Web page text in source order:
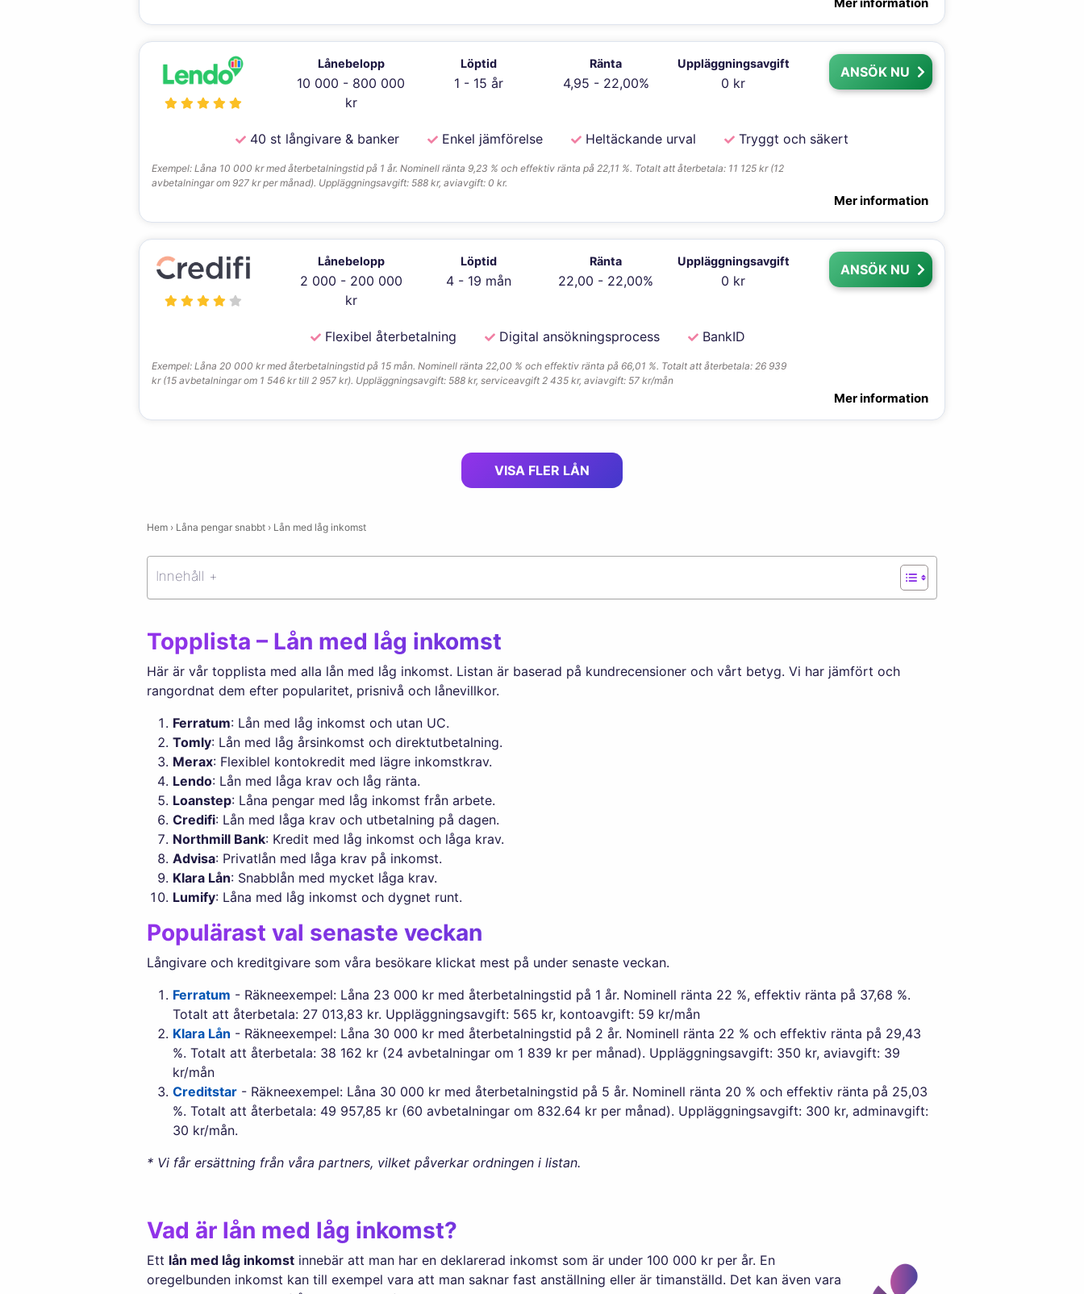
Lånebelopp
10 000 - 800 000
kr
Löptid
1 - 15 år
Ränta
4,95 - 22,00%
Uppläggningsavgift
0 kr
ANSÖK NU
40 st långivare & banker Enkel jämförelse Heltäckande urval Tryggt och säkert
Exempel: Låna 10 000 kr med återbetalningstid på 1 år. Nominell ränta 9,23 % och effektiv ränta på 22,11 %. Totalt att återbetala: 11 125 kr (12
avbetalningar om 927 kr per månad). Uppläggningsavgift: 588 kr, aviavgift: 0 kr.
Mer information
Lånebelopp
2 000 - 200 000
kr
Löptid
4 - 19 mån
Ränta
22,00 - 22,00%
Uppläggningsavgift
0 kr
ANSÖK NU
Flexibel återbetalning Digital ansökningsprocess BankID
Exempel: Låna 20 000 kr med återbetalningstid på 15 mån. Nominell ränta 22,00 % och effektiv ränta på 66,01 %. Totalt att återbetala: 26 939
kr (15 avbetalningar om 1 546 kr till 2 957 kr). Uppläggningsavgift: 588 kr, serviceavgift 2 435 kr, aviavgift: 57 kr/mån
Mer information
VISA FLER LÅN
Hem › Låna pengar snabbt › Lån med låg inkomst
Innehåll +
Topplista – Lån med låg inkomst
Här är vår topplista med alla lån med låg inkomst. Listan är baserad på kundrecensioner och vårt betyg. Vi har jämfört och
rangordnat dem efter popularitet, prisnivå och lånevillkor.
Ferratum: Lån med låg inkomst och utan UC.
Tomly: Lån med låg årsinkomst och direktutbetalning.
Merax: Flexiblel kontokredit med lägre inkomstkrav.
Lendo: Lån med låga krav och låg ränta.
Loanstep: Låna pengar med låg inkomst från arbete.
Credifi: Lån med låga krav och utbetalning på dagen.
Northmill Bank: Kredit med låg inkomst och låga krav.
Advisa: Privatlån med låga krav på inkomst.
Klara Lån: Snabblån med mycket låga krav.
Lumify: Låna med låg inkomst och dygnet runt.
Populärast val senaste veckan
Långivare och kreditgivare som våra besökare klickat mest på under senaste veckan.
Ferratum - Räkneexempel: Låna 23 000 kr med återbetalningstid på 1 år. Nominell ränta 22 %, effektiv ränta på 37,68 %.
Totalt att återbetala: 27 013,83 kr. Uppläggningsavgift: 565 kr, kontoavgift: 59 kr/mån
Klara Lån - Räkneexempel: Låna 30 000 kr med återbetalningstid på 2 år. Nominell ränta 22 % och effektiv ränta på 29,43
%. Totalt att återbetala: 38 162 kr (24 avbetalningar om 1 839 kr per månad). Uppläggningsavgift: 350 kr, aviavgift: 39
kr/mån
Creditstar - Räkneexempel: Låna 30 000 kr med återbetalningstid på 5 år. Nominell ränta 20 % och effektiv ränta på 25,03
%. Totalt att återbetala: 49 957,85 kr (60 avbetalningar om 832.64 kr per månad). Uppläggningsavgift: 300 kr, adminavgift:
30 kr/mån.
* Vi får ersättning från våra partners, vilket påverkar ordningen i listan.
Vad är lån med låg inkomst?
Ett lån med låg inkomst innebär att man har en deklarerad inkomst som är under 100 000 kr per år. En
oregelbunden inkomst kan till exempel vara att man saknar fast anställning eller är timanställd. Det kan även vara